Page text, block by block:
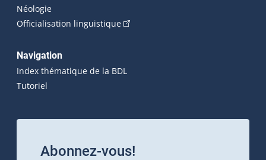
Néologie
Officialisation linguistique(Cet hyperlien externe s'ouvrira
Navigation
Index thématique de la BDL
Tutoriel
Abonnez-vous!